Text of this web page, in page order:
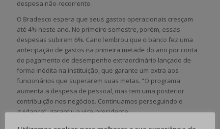
despesa não-recorrente.
O Bradesco espera que seus gastos operacionais cresçam
até 4% neste ano. No primeiro semestre, porém, essas
despesas subirem 6%. Cano lembrou que o banco fez uma
antecipação de gastos na primeira metade do ano por conta
do pagamento de desempenho extraordinário lançado de
forma inédita na instituição, que garante um extra aos
funcionários que superarem suas metas. “O programa
aumenta a despesa de pessoal, mas tem uma posterior
contribuição nos negócios. Continuamos perseguindo o
guidance”, garantiu o vice-presidente.
Fonte: Feeb Paraná e Jornal Estado de Minas